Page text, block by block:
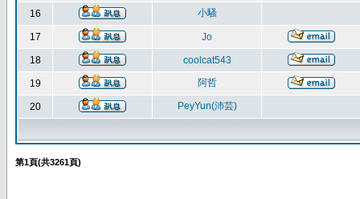
16 小騷
17 Jo
18 coolcat543
19 阿哲
20 PeyYun(沛芸)
第1頁(共3261頁)